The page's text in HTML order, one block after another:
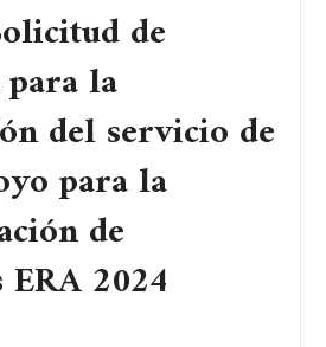
de
la
del servicio de
para la
de
2024